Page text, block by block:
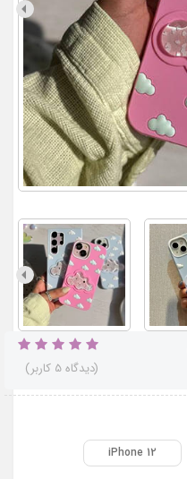
(دیدگاه 5 کاربر)
iPhone 12